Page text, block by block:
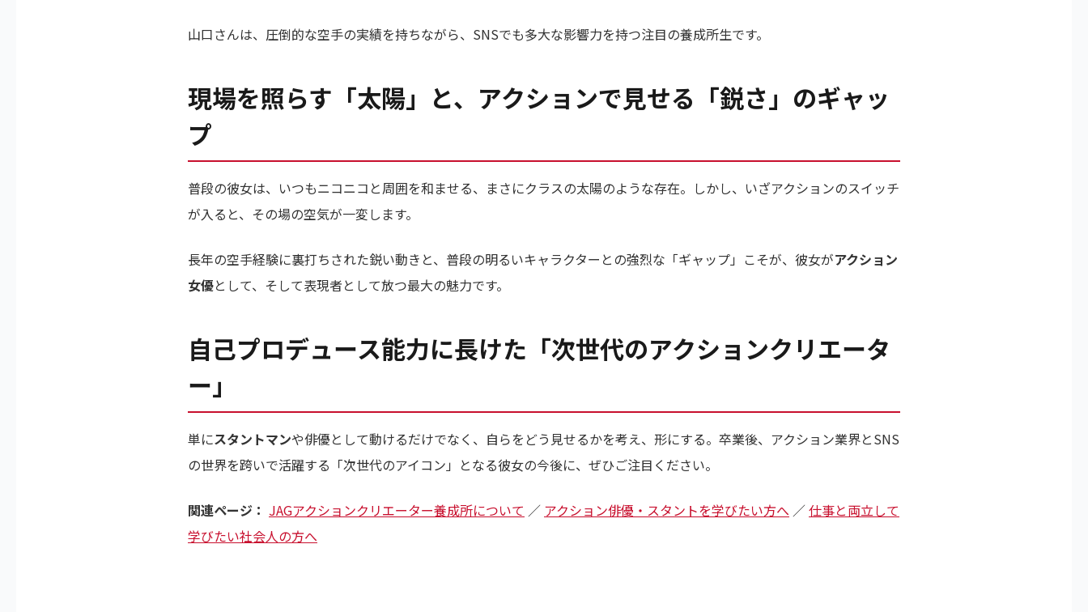
山口さんは、圧倒的な空手の実績を持ちながら、SNSでも多大な影響力を持つ注目の養成所生です。
現場を照らす「太陽」と、アクションで見せる「鋭さ」のギャッ
プ
普段の彼女は、いつもニコニコと周囲を和ませる、まさにクラスの太陽のような存在。しかし、いざアクションのスイッチ
が入ると、その場の空気が一変します。
長年の空手経験に裏打ちされた鋭い動きと、普段の明るいキャラクターとの強烈な「ギャップ」こそが、彼女がアクション
女優として、そして表現者として放つ最大の魅力です。
自己プロデュース能力に長けた「次世代のアクションクリエータ
ー」
単にスタントマンや俳優として動けるだけでなく、自らをどう見せるかを考え、形にする。卒業後、アクション業界とSNS
の世界を跨いで活躍する「次世代のアイコン」となる彼女の今後に、ぜひご注目ください。
関連ページ： JAGアクションクリエーター養成所について ／ アクション俳優・スタントを学びたい方へ ／仕事と両立して
学びたい社会人の方へ